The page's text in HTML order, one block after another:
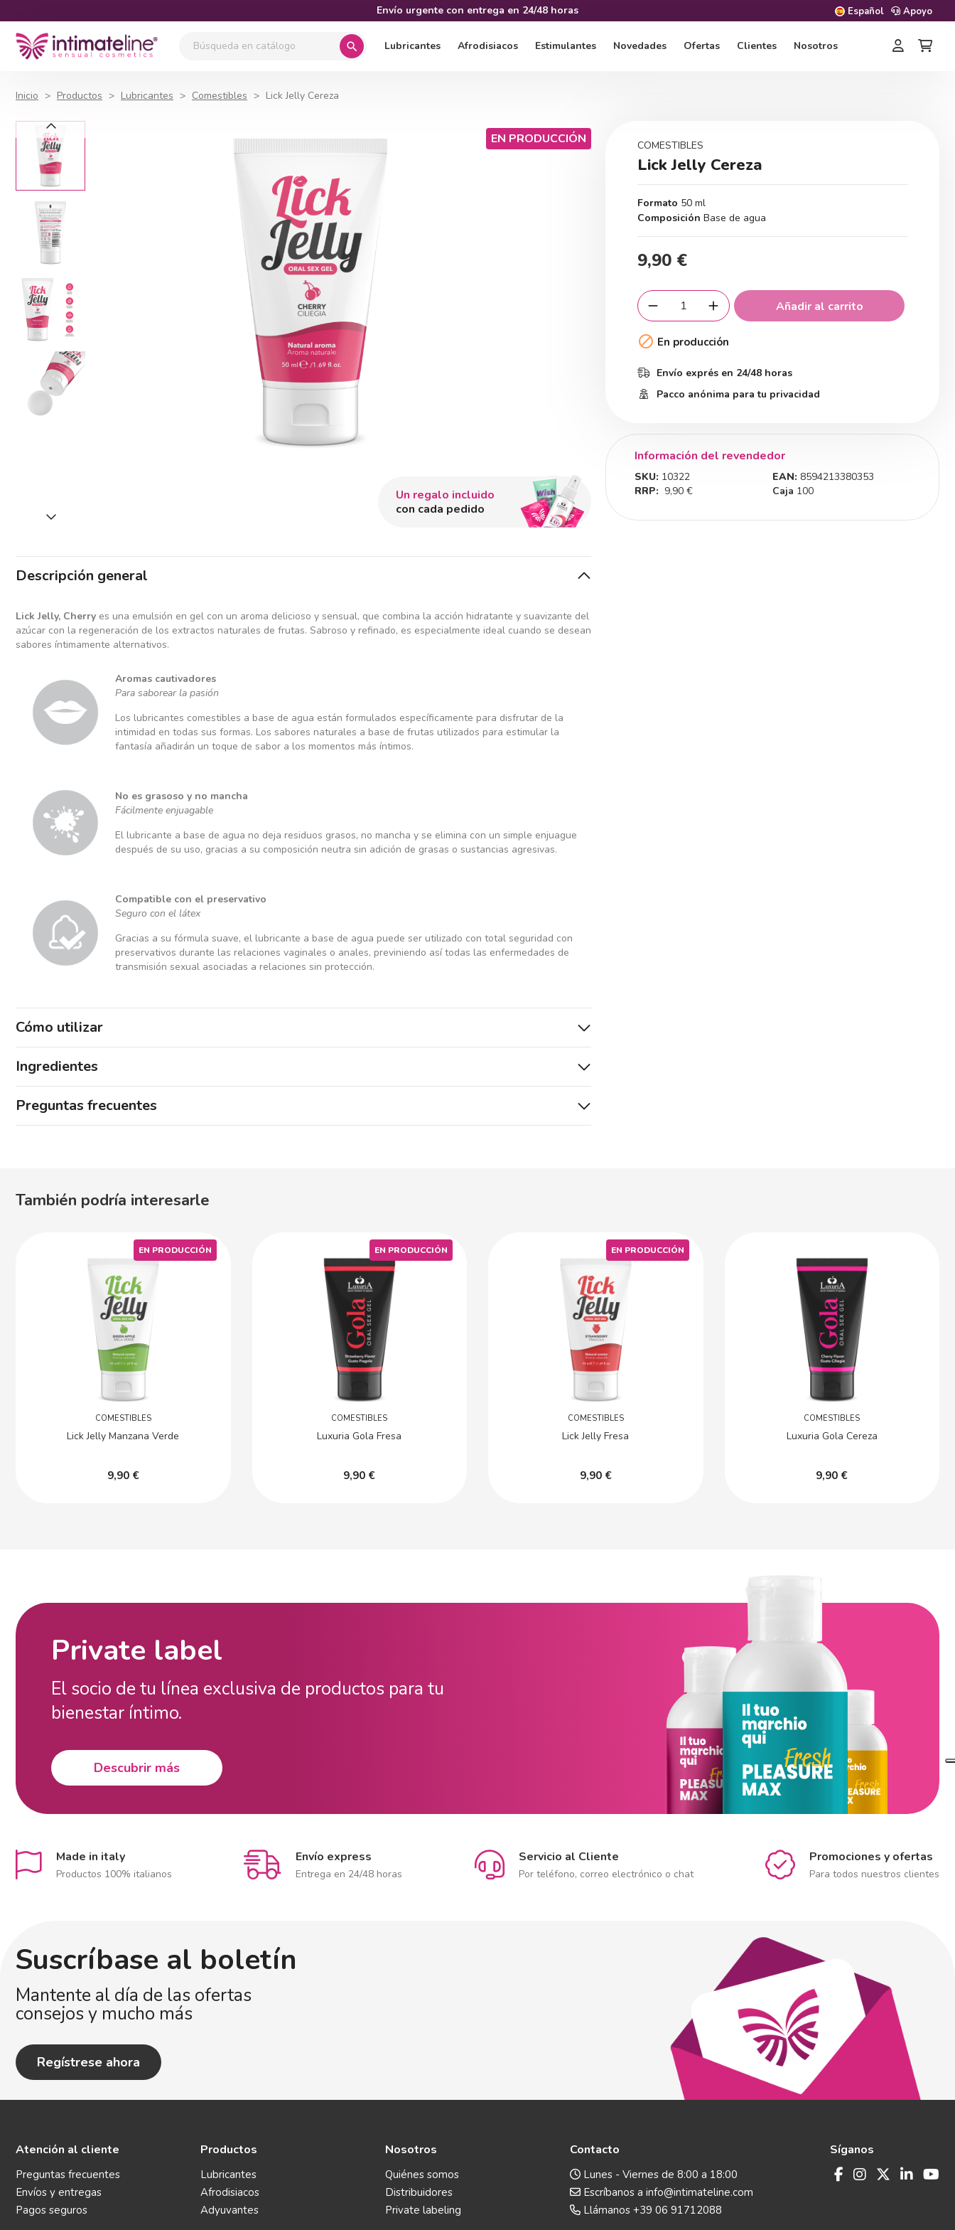
Envío urgente con entrega en 24/48 horas Español Apoyo
search Lubricantes Afrodisiacos Estimulantes Novedades Ofertas Clientes Nosotros
Inicio Productos Lubricantes Comestibles Lick Jelly Cereza
EN PRODUCCIÓN
Un regalo incluido
con cada pedido
Descripción general
Lick Jelly, Cherry es una emulsión en gel con un aroma delicioso y sensual, que combina la acción hidratante y suavizante del
azúcar con la regeneración de los extractos naturales de frutas. Sabroso y refinado, es especialmente ideal cuando se desean
sabores íntimamente alternativos.
Aromas cautivadores
Para saborear la pasión
Los lubricantes comestibles a base de agua están formulados específicamente para disfrutar de la
intimidad en todas sus formas. Los sabores naturales a base de frutas utilizados para estimular la
fantasía añadirán un toque de sabor a los momentos más íntimos.
No es grasoso y no mancha
Fácilmente enjuagable
El lubricante a base de agua no deja residuos grasos, no mancha y se elimina con un simple enjuague
después de su uso, gracias a su composición neutra sin adición de grasas o sustancias agresivas.
Compatible con el preservativo
Seguro con el látex
Gracias a su fórmula suave, el lubricante a base de agua puede ser utilizado con total seguridad con
preservativos durante las relaciones vaginales o anales, previniendo así todas las enfermedades de
transmisión sexual asociadas a relaciones sin protección.
Cómo utilizar
Ingredientes
Preguntas frecuentes
COMESTIBLES
Lick Jelly Cereza
Formato 50 ml
Composición Base de agua
9,90 €
Añadir al carrito
 En producción
Envío exprés en 24/48 horas
Pacco anónima para tu privacidad
Información del revendedor
SKU: 10322 EAN: 8594213380353
RRP: 9,90 € Caja 100
También podría interesarle
COMESTIBLES
Lick Jelly Manzana Verde
9,90 €
EN PRODUCCIÓN
COMESTIBLES
Luxuria Gola Fresa
9,90 €
EN PRODUCCIÓN
COMESTIBLES
Lick Jelly Fresa
9,90 €
EN PRODUCCIÓN
COMESTIBLES
Luxuria Gola Cereza
9,90 €
Private label
El socio de tu línea exclusiva de productos para tu
bienestar íntimo.
Descubrir más
Made in italy
Productos 100% italianos
Envío express
Entrega en 24/48 horas
Servicio al Cliente
Por teléfono, correo electrónico o chat
Promociones y ofertas
Para todos nuestros clientes
Suscríbase al boletín
Mantente al día de las ofertas
consejos y mucho más
Regístrese ahora
Atención al cliente
Preguntas frecuentes
Envíos y entregas
Pagos seguros
Productos
Lubricantes
Afrodisiacos
Adyuvantes
Nosotros
Quiénes somos
Distribuidores
Private labeling
Contacto
Lunes - Viernes de 8:00 a 18:00
Escríbanos a info@intimateline.com
Llámanos +39 06 91712088
Síganos